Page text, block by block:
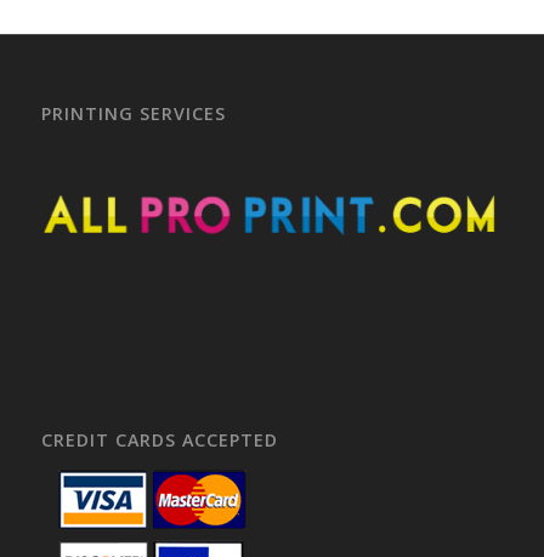
PRINTING SERVICES
CREDIT CARDS ACCEPTED